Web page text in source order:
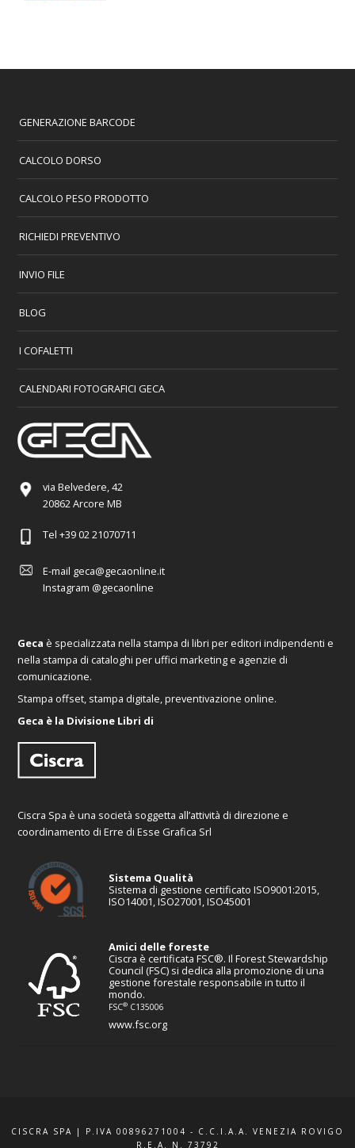
GENERAZIONE BARCODE
CALCOLO DORSO
CALCOLO PESO PRODOTTO
RICHIEDI PREVENTIVO
INVIO FILE
BLOG
I COFALETTI
CALENDARI FOTOGRAFICI GECA
via Belvedere, 42
20862 Arcore MB
Tel +39 02 21070711
E-mail geca@gecaonline.it
Instagram @gecaonline
Geca è specializzata nella stampa di libri per editori indipendenti e
nella stampa di cataloghi per uffici marketing e agenzie di
comunicazione.
Stampa offset, stampa digitale, preventivazione online.
Geca è la Divisione Libri di
Ciscra Spa è una società soggetta all’attività di direzione e
coordinamento di Erre di Esse Grafica Srl
Sistema Qualità
Sistema di gestione certificato ISO9001:2015,
ISO14001, ISO27001, ISO45001
Amici delle foreste
Ciscra è certificata FSC®. Il Forest Stewardship
Council (FSC) si dedica alla promozione di una
gestione forestale responsabile in tutto il
mondo.
FSC® C135006
www.fsc.org
CISCRA SPA | P.IVA 00896271004 - C.C.I.A.A. VENEZIA ROVIGO
R.E.A. N. 73792